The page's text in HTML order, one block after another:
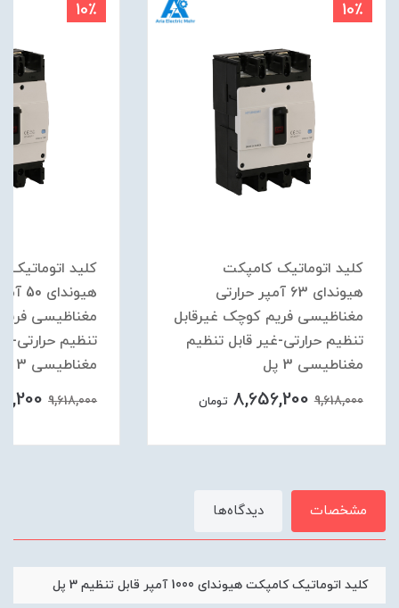
10٪
کلید اتوماتیک کامپکت
هیوندای 63 آمپر حرارتی
مغناظیسی فریم کوچک غیرقابل
تنظیم حرارتی-غیر قابل تنظیم
مغناطیسی 3 پل
9,618,000
8,656,200 تومان
10٪
کلید اتوماتیک
هیوندای
مغناظیسی
تنظیم حرارتی-
مغناطیسی 3 پل
9,618,000
مشخصات دیدگاه‌ها
کلید اتوماتیک کامپکت هیوندای 1000 آمپر قابل تنظیم 3 پل